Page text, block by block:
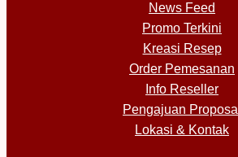
News Feed
Promo Terkini
Kreasi Resep
Order Pemesanan
Info Reseller
Pengajuan Proposal
Lokasi & Kontak